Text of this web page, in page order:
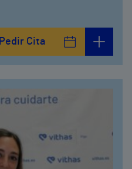
Pedir Cita